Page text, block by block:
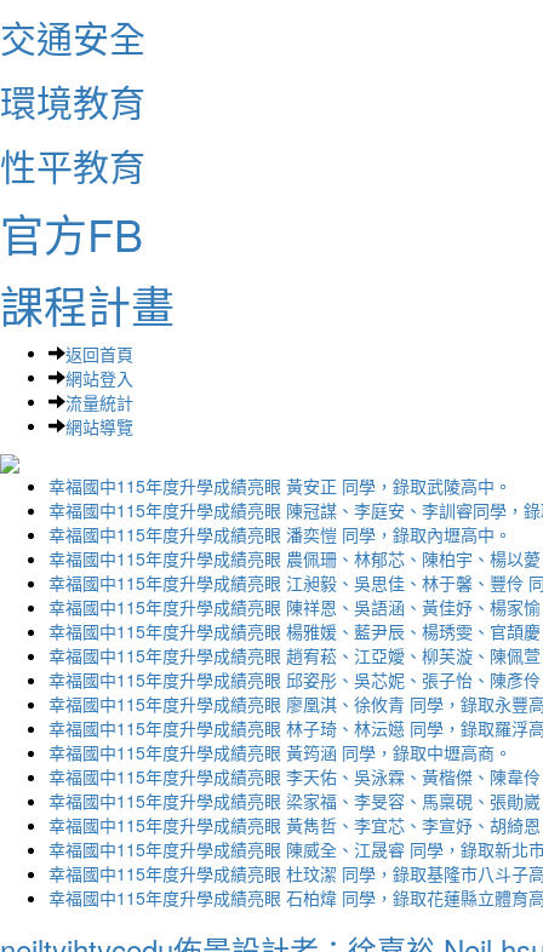
交通安全
環境教育
性平教育
官方FB
課程計畫
返回首頁
網站登入
流量統計
網站導覽
幸福國中115年度升學成績亮眼 黃安正 同學，錄取武陵高中。
幸福國中115年度升學成績亮眼 陳冠謀、李庭安、李訓睿同學，
幸福國中115年度升學成績亮眼 潘奕愷 同學，錄取內壢高中。
幸福國中115年度升學成績亮眼 農佩珊、林郁芯、陳柏宇、楊以
幸福國中115年度升學成績亮眼 江昶毅、吳思佳、林于馨、豐伶
幸福國中115年度升學成績亮眼 陳祥恩、吳語涵、黃佳妤、楊家
幸福國中115年度升學成績亮眼 楊雅媛、藍尹辰、楊琇雯、官頡
幸福國中115年度升學成績亮眼 趙宥菘、江亞嬡、柳芙漩、陳佩
幸福國中115年度升學成績亮眼 邱姿彤、吳芯妮、張子怡、陳彥
幸福國中115年度升學成績亮眼 廖凰淇、徐攸青 同學，錄取永豐
幸福國中115年度升學成績亮眼 林子琦、林沄嬨 同學，錄取羅浮
幸福國中115年度升學成績亮眼 黃筠涵 同學，錄取中壢高商。
幸福國中115年度升學成績亮眼 李天佑、吳泳霖、黃楷傑、陳韋
幸福國中115年度升學成績亮眼 梁家福、李旻容、馬稟硯、張勛
幸福國中115年度升學成績亮眼 黃雋哲、李宜芯、李宣妤、胡綺
幸福國中115年度升學成績亮眼 陳威全、江晟睿 同學，錄取新北
幸福國中115年度升學成績亮眼 杜玟潔 同學，錄取基隆市八斗子
幸福國中115年度升學成績亮眼 石柏煒 同學，錄取花蓮縣立體育